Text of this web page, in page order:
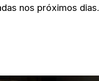
nos próximos dias.